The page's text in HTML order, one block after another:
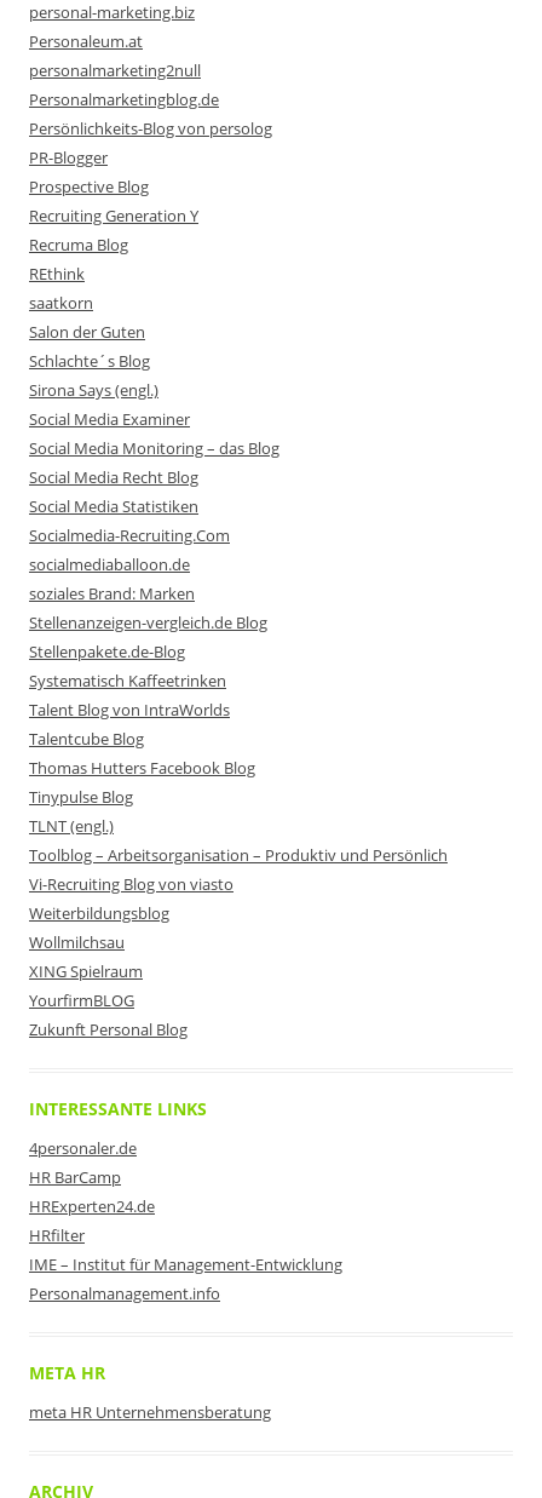
personal-marketing.biz
Personaleum.at
personalmarketing2null
Personalmarketingblog.de
Persönlichkeits-Blog von persolog
PR-Blogger
Prospective Blog
Recruiting Generation Y
Recruma Blog
REthink
saatkorn
Salon der Guten
Schlachte´s Blog
Sirona Says (engl.)
Social Media Examiner
Social Media Monitoring – das Blog
Social Media Recht Blog
Social Media Statistiken
Socialmedia-Recruiting.Com
socialmediaballoon.de
soziales Brand: Marken
Stellenanzeigen-vergleich.de Blog
Stellenpakete.de-Blog
Systematisch Kaffeetrinken
Talent Blog von IntraWorlds
Talentcube Blog
Thomas Hutters Facebook Blog
Tinypulse Blog
TLNT (engl.)
Toolblog – Arbeitsorganisation – Produktiv und Persönlich
Vi-Recruiting Blog von viasto
Weiterbildungsblog
Wollmilchsau
XING Spielraum
YourfirmBLOG
Zukunft Personal Blog
INTERESSANTE LINKS
4personaler.de
HR BarCamp
HRExperten24.de
HRfilter
IME – Institut für Management-Entwicklung
Personalmanagement.info
META HR
meta HR Unternehmensberatung
ARCHIV